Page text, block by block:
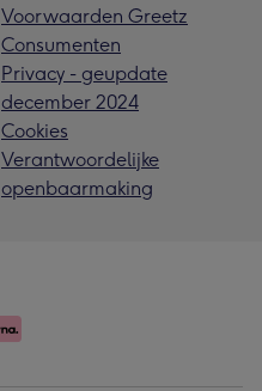
Voorwaarden Greetz
Consumenten
Privacy - geupdate
december 2024
Cookies
Verantwoordelijke
openbaarmaking